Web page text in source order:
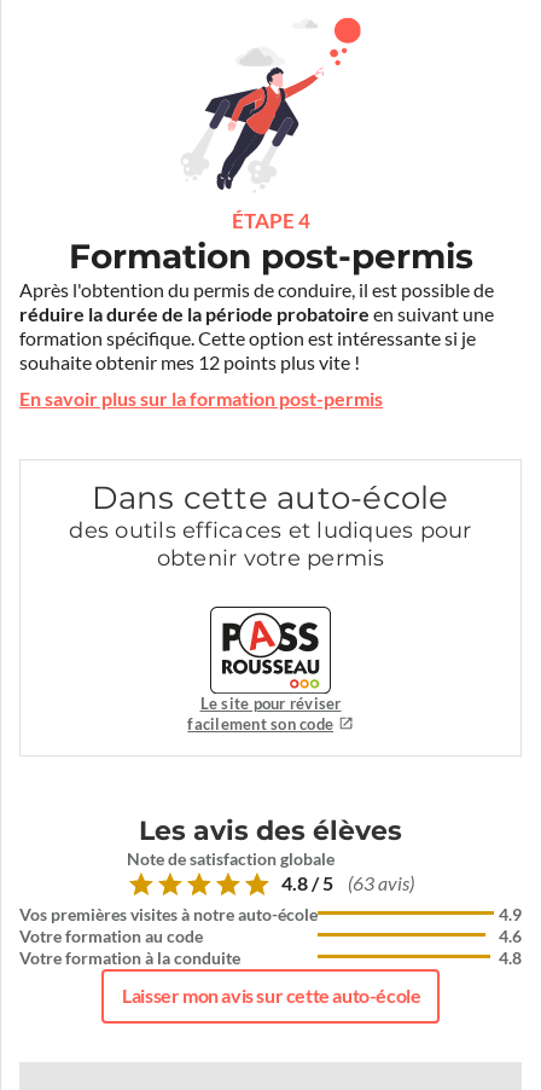
ÉTAPE 4
Formation post-permis
Après l'obtention du permis de conduire, il est possible de
réduire la durée de la période probatoire en suivant une
formation spécifique. Cette option est intéressante si je
souhaite obtenir mes 12 points plus vite !
En savoir plus sur la formation post-permis
Dans cette auto-école
des outils efficaces et ludiques pour
obtenir votre permis
Le site pour réviser
facilement son code
Les avis des élèves
Note de satisfaction globale
4.8 / 5 (63 avis)
Vos premières visites à notre auto-école
Votre formation au code
Votre formation à la conduite
4.9
4.6
4.8
Laisser mon avis sur cette auto-école